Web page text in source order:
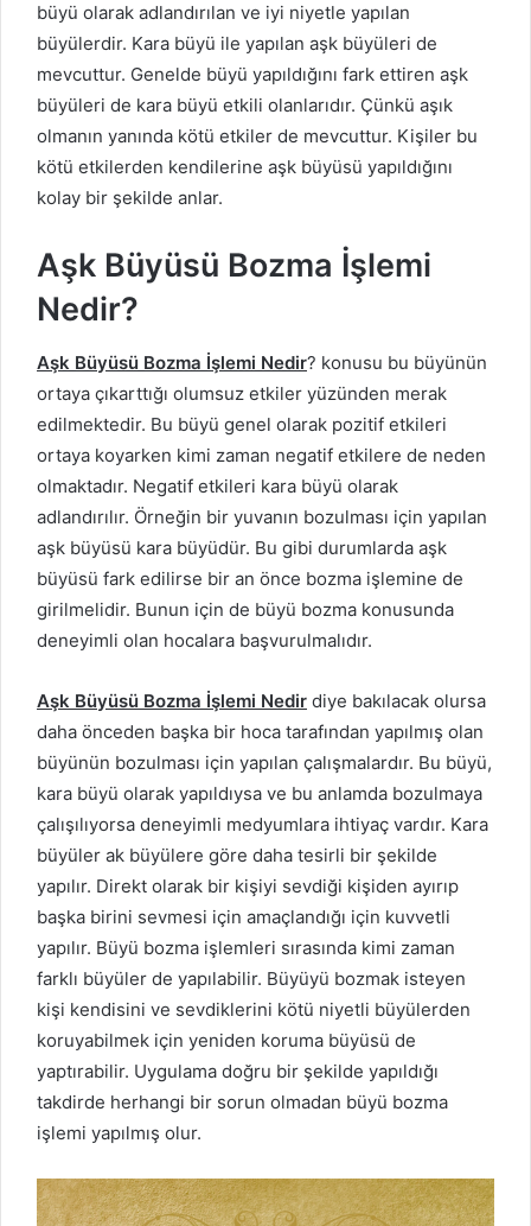
büyü olarak adlandırılan ve iyi niyetle yapılan
büyülerdir. Kara büyü ile yapılan aşk büyüleri de
mevcuttur. Genelde büyü yapıldığını fark ettiren aşk
büyüleri de kara büyü etkili olanlarıdır. Çünkü aşık
olmanın yanında kötü etkiler de mevcuttur. Kişiler bu
kötü etkilerden kendilerine aşk büyüsü yapıldığını
kolay bir şekilde anlar.
Aşk Büyüsü Bozma İşlemi
Nedir?
Aşk Büyüsü Bozma İşlemi Nedir? konusu bu büyünün
ortaya çıkarttığı olumsuz etkiler yüzünden merak
edilmektedir. Bu büyü genel olarak pozitif etkileri
ortaya koyarken kimi zaman negatif etkilere de neden
olmaktadır. Negatif etkileri kara büyü olarak
adlandırılır. Örneğin bir yuvanın bozulması için yapılan
aşk büyüsü kara büyüdür. Bu gibi durumlarda aşk
büyüsü fark edilirse bir an önce bozma işlemine de
girilmelidir. Bunun için de büyü bozma konusunda
deneyimli olan hocalara başvurulmalıdır.
Aşk Büyüsü Bozma İşlemi Nedir diye bakılacak olursa
daha önceden başka bir hoca tarafından yapılmış olan
büyünün bozulması için yapılan çalışmalardır. Bu büyü,
kara büyü olarak yapıldıysa ve bu anlamda bozulmaya
çalışılıyorsa deneyimli medyumlara ihtiyaç vardır. Kara
büyüler ak büyülere göre daha tesirli bir şekilde
yapılır. Direkt olarak bir kişiyi sevdiği kişiden ayırıp
başka birini sevmesi için amaçlandığı için kuvvetli
yapılır. Büyü bozma işlemleri sırasında kimi zaman
farklı büyüler de yapılabilir. Büyüyü bozmak isteyen
kişi kendisini ve sevdiklerini kötü niyetli büyülerden
koruyabilmek için yeniden koruma büyüsü de
yaptırabilir. Uygulama doğru bir şekilde yapıldığı
takdirde herhangi bir sorun olmadan büyü bozma
işlemi yapılmış olur.